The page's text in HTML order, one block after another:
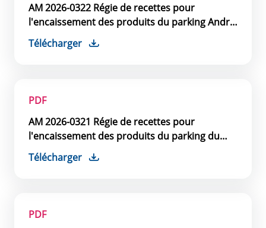
AM 2026-0322 Régie de recettes pour
l'encaissement des produits du parking André
Chénier
Télécharger
PDF
AM 2026-0321 Régie de recettes pour
l'encaissement des produits du parking du
Pont Neuf
Télécharger
PDF